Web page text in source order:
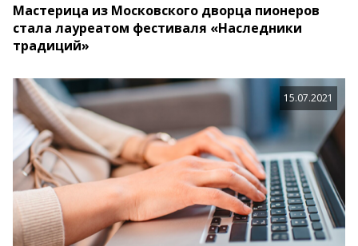
Мастерица из Московского дворца пионеров
стала лауреатом фестиваля «Наследники
традиций»
15.07.2021